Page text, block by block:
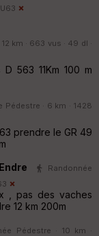
km · 663 vus · 49 dl ·
563 11Km 100 m
Pédestre · 6 km · 1428
prendre le GR 49
Randonnée
, pas des vaches
12 km 200m
Pédestre · 10 km ·